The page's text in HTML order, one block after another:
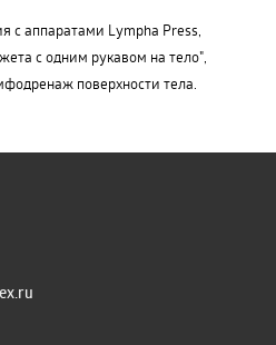
с аппаратами Lympha Press,
с одним рукавом на тело",
поверхности тела.